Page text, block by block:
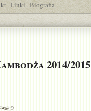
Linki Biografia
2014/2015